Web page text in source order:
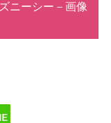
ニーシー－画像